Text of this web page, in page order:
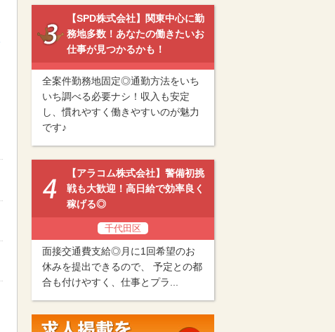
【SPD株式会社】関東中心に勤
務地多数！あなたの働きたいお
仕事が見つかるかも！
全案件勤務地固定◎通勤方法をいち
いち調べる必要ナシ！収入も安定
し、慣れやすく働きやすいのが魅力
です♪
【アラコム株式会社】警備初挑
戦も大歓迎！高日給で効率良く
稼げる◎
千代田区
面接交通費支給◎月に1回希望のお
休みを提出できるので、 予定との都
合も付けやすく、仕事とプラ...